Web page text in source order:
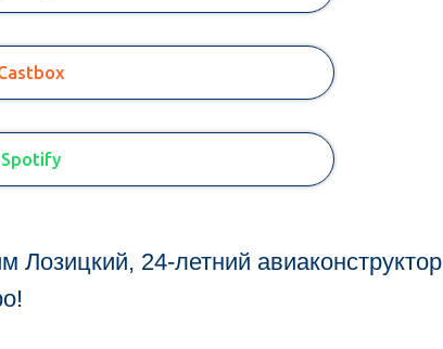
Spotify
24-летний авиаконструктор